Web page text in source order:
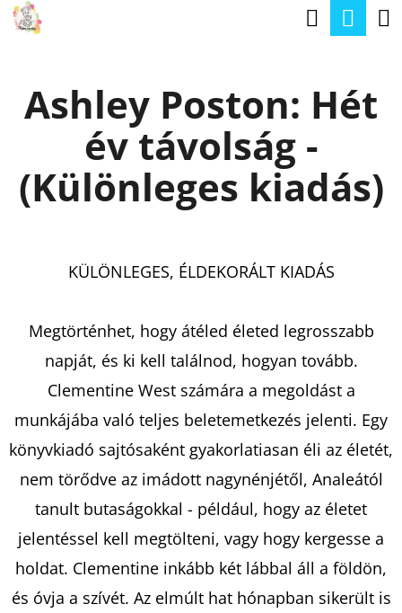
Ugrás
tartalomhoz
Ashley Poston: Hét
év távolság -
(Különleges kiadás)
KÜLÖNLEGES, ÉLDEKORÁLT KIADÁS
Megtörténhet, hogy átéled életed legrosszabb
napját, és ki kell találnod, hogyan tovább.
Clementine West számára a megoldást a
munkájába való teljes beletemetkezés jelenti. Egy
könyvkiadó sajtósaként gyakorlatiasan éli az életét,
nem törődve az imádott nagynénjétől, Analeától
tanult butaságokkal - például, hogy az életet
jelentéssel kell megtölteni, vagy hogy kergesse a
holdat. Clementine inkább két lábbal áll a földön,
és óvja a szívét. Az elmúlt hat hónapban sikerült is
K
M
T
K
KERESÉS
A
Á